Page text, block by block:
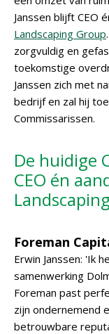
Janssen blijft CEO
Landscaping Group
zorgvuldig en
toekomstige
Janssen zich met
bedrijf en zal hij
Commissarissen.
De huidige
CEO én
Foreman
Erwin Janssen: 'Ik
samenwerking
Foreman past
zijn ondernemend
betrouwbare